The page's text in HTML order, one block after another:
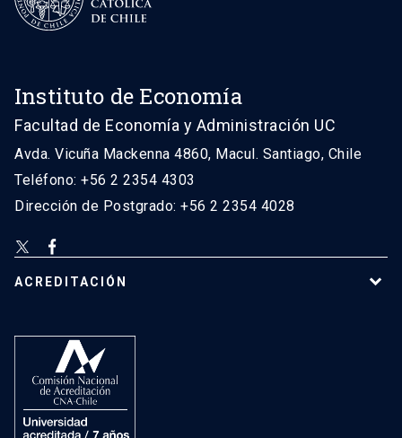
Instituto de Economía
Facultad de Economía y Administración UC
Avda. Vicuña Mackenna 4860, Macul. Santiago, Chile
Teléfono: +56 2 2354 4303
Dirección de Postgrado: +56 2 2354 4028
ACREDITACIÓN